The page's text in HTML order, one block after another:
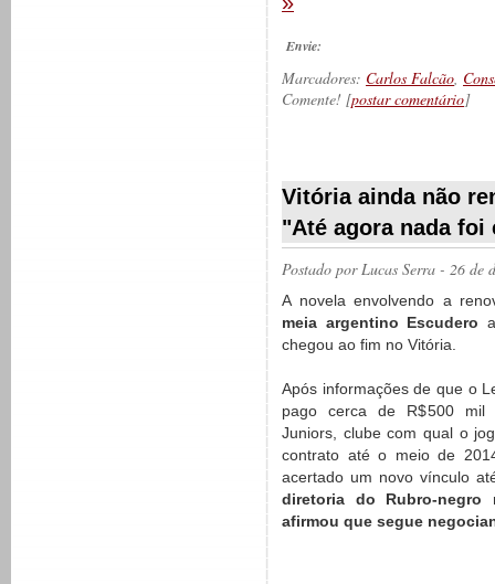
Envie:
Marcadores: Carlos Falcão
Comente! [postar comentário]
Vitória ainda não
"Até agora nada
Postado porLucas Serra - 26 de
A novela envolvendo a
meia argentino Escudero
chegou ao fim no Vitória.
Após informações de que o
pago cerca de R$500 mil
Juniors, clube com qual o
contrato até o meio de
acertado um novo vínculo
diretoria do Rubro-negro
afirmou que segue